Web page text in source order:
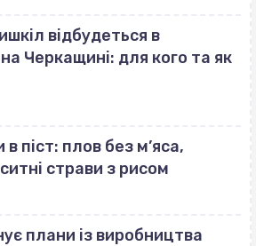
відбудеться в
Черкащині: для кого та як
піст: плов без м’яса,
страви з рисом
плани із виробництва